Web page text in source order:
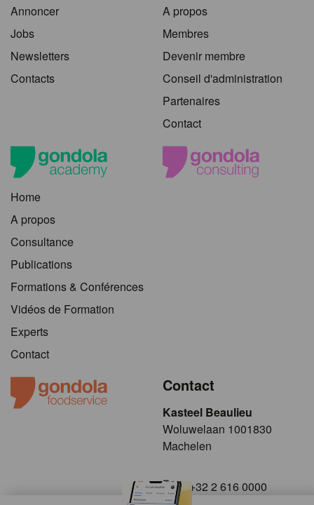
Annoncer
Jobs
Newsletters
Contacts
A propos
Membres
Devenir membre
Conseil d'administration
Partenaires
Contact
Home
A propos
Consultance
Publications
Formations & Conférences
Vidéos de Formation
Experts
Contact
Contact
Kasteel Beaulieu
​​​Woluwelaan 1001830
Machelen
+32 2 616 0000